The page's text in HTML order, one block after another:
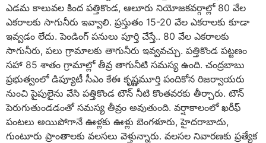
ఎడమ కాలువల కింద పత్తికొండ, ఆలూరు నియోజకవర్గాల్లో 80 వేల
ఎకరాలకు సాగునీరు ఇవ్వాలి. ప్రస్తుతం 15-20 వేల ఎకరాలకు కూడా
ఇవ్వడం లేదు. పెండింగ్ పనులు పూర్తి చేస్తే.. 80 వేల ఎకరాలకు
సాగునీరు, పలు గ్రామాలకు తాగునీరు ఇవ్వవచ్చు. పత్తికొండ పట్టణం
సహా 85 శాతం గ్రామాల్లో తీవ్ర తాగునీటి సమస్య ఉంది. చంద్రబాబు
ప్రభుత్వంలో డిప్యూటీ సీఎం కేఈ కృష్ణమూర్తి పందికోన రిజర్వాయరు
నుంచి పైపులైను వేసి పత్తికొండ టౌన్ నీటి కొంతవరకు తీర్చారు. టౌన్
పెరుగుతుండడంతో సమస్య తీవ్రం అవుతుంది. వర్షాకాలంలో ఖరీఫ్
పంటలు అయిపోగానే ఊళ్లకు ఊళ్లు బెంగళూరు, హైదరాబాదు,
గుంటూరు ప్రాంతాలకు వలసలు వెళ్తున్నారు. వలసల నివారణకు ప్రత్యేక